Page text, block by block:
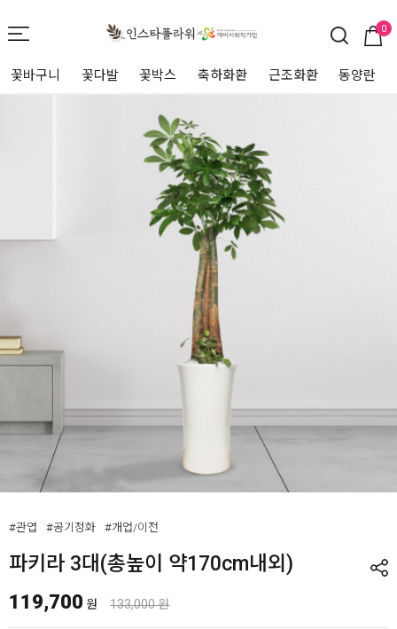
0
꽃바구니 꽃다발 꽃박스 축하화환 근조화환 동양란
#관엽 #공기정화 #개업/이전
파키라 3대(총높이 약170cm내외)
119,700 원 133,000 원